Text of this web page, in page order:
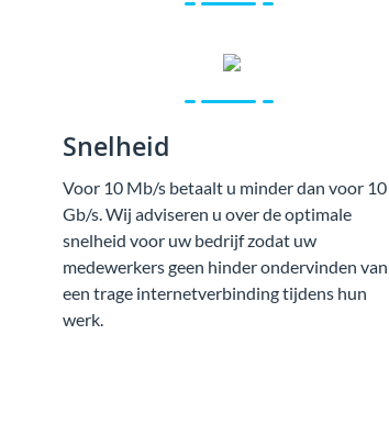
Snelheid
Voor 10 Mb/s betaalt u minder dan voor 10
Gb/s. Wij adviseren u over de optimale
snelheid voor uw bedrijf zodat uw
medewerkers geen hinder ondervinden van
een trage internetverbinding tijdens hun
werk.